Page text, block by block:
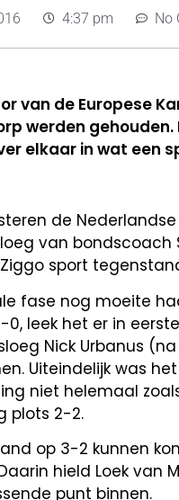
4:37 pm No
van de Europese
werden
elkaar in wat een
de
van
sport
fase nog moeite
leek het er in
Nick Urbanus
Uiteindelijk was
niet helemaal
plots 2-2.
op 3-2 kunnen
hield Loek van
punt binnen.